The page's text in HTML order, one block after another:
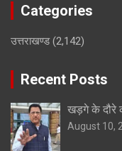
Categories
उत्तराखण्ड(2,142)
Recent Posts
खड़गे के दौरे
August 10,